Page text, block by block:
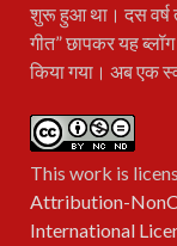
शुरू हुआ था। दस वर्ष
गीत” छापकर यह
किया गया। अब एक
This work is
Attribution-
International